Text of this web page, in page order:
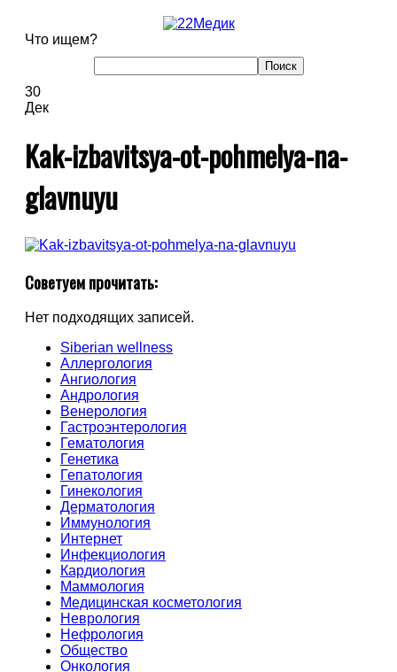
Что ищем?
30
Дек
Kak-izbavitsya-ot-pohmelya-na-
glavnuyu
Советуем прочитать:
Нет подходящих записей.
Siberian wellness
Аллергология
Ангиология
Андрология
Венерология
Гастроэнтерология
Гематология
Генетика
Гепатология
Гинекология
Дерматология
Иммунология
Интернет
Инфекциология
Кардиология
Маммология
Медицинская косметология
Неврология
Нефрология
Общество
Онкология